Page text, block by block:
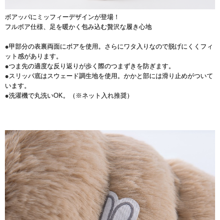
ボアッパにミッフィーデザインが登場！
フルボア仕様、足を暖かく包み込む贅沢な履き心地
●甲部分の表裏両面にボアを使用。さらにワタ入りなので脱げにくくフィ
ット感があります。
●つま先の適度な反り返りが歩く際のつまずきを防ぎます。
●スリッパ底はスウェード調生地を使用。かかと部には滑り止めがついて
います。
●洗濯機で丸洗いOK。（※ネット入れ推奨）